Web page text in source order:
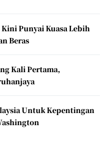
Punyai Kuasa Lebih
Beras
Kali Pertama,
Untuk Kepentingan